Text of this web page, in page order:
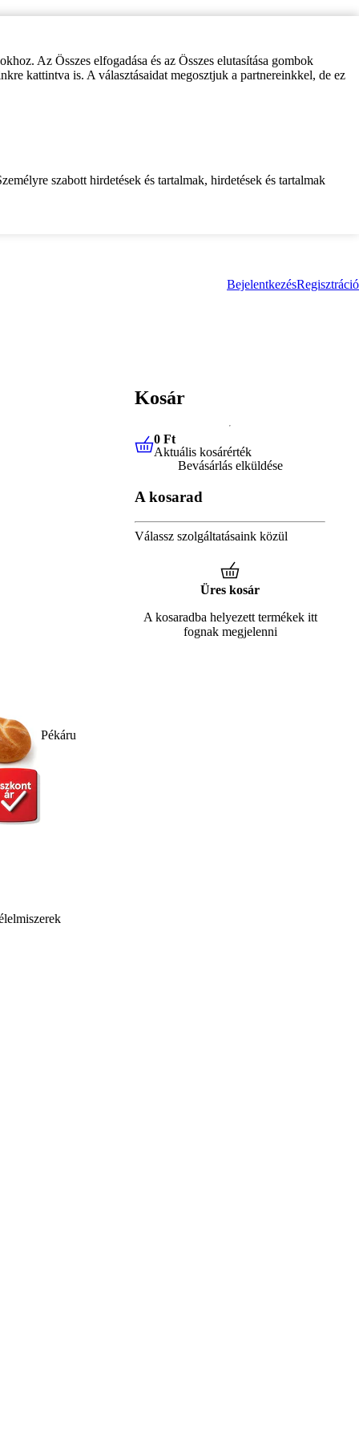
Az Összes elfogadása és az Összes elutasítása gombok
kattintva is. A választásaidat megosztjuk a partnereinkkel, de ez
szabott hirdetések és tartalmak, hirdetések és tartalmak
BejelentkezésRegisztráció
Pékáru
Kosár
0 FtAktuális kosárérték
0 Ft
Aktuális kosárérték
Bevásárlás elküldése
A kosarad
Válassz szolgáltatásaink közül
Üres kosár
A kosaradba helyezett termékek itt
fognak megjelenni